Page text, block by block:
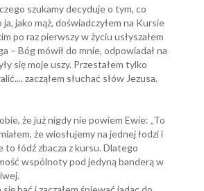
szukamy decyduje o tym, co
jako mąż, doświadczyłem na Kursie
po raz pierwszy w życiu usłyszałem
– Bóg mówił do mnie, odpowiadał na
się moje uszy. Przestałem tylko
zacząłem słuchać słów Jezusa.
że już nigdy nie powiem Ewie: „To
że wiosłujemy na jednej łodzi i
to łódź zbacza z kursu. Dlatego
wspólnoty pod jedyną banderą w